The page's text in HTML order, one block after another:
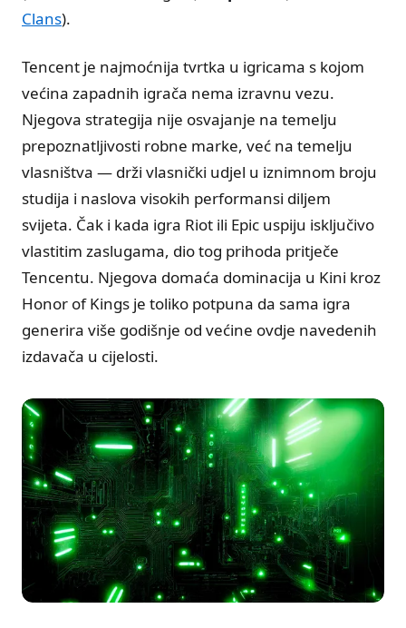
Clans).
Tencent je najmoćnija tvrtka u igricama s kojom
većina zapadnih igrača nema izravnu vezu.
Njegova strategija nije osvajanje na temelju
prepoznatljivosti robne marke, već na temelju
vlasništva — drži vlasnički udjel u iznimnom broju
studija i naslova visokih performansi diljem
svijeta. Čak i kada igra Riot ili Epic uspiju isključivo
vlastitim zaslugama, dio tog prihoda pritječe
Tencentu. Njegova domaća dominacija u Kini kroz
Honor of Kings je toliko potpuna da sama igra
generira više godišnje od većine ovdje navedenih
izdavača u cijelosti.